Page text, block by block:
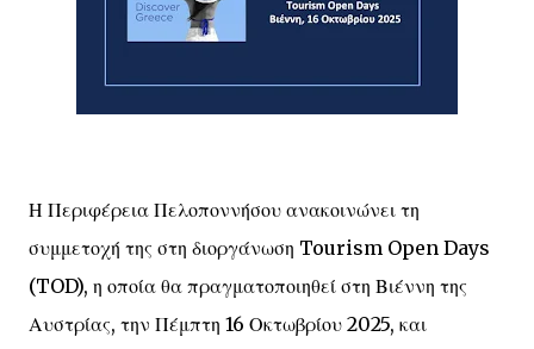
Η Περιφέρεια Πελοποννήσου ανακοινώνει τη
συμμετοχή της στη διοργάνωση Tourism Open Days
(TOD), η οποία θα πραγματοποιηθεί στη Βιέννη της
Αυστρίας, την Πέμπτη 16 Οκτωβρίου 2025, και